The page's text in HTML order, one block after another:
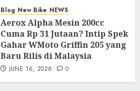
Blog New Bike NEWS
Aerox Alpha Mesin 200cc
Cuma Rp 31 Jutaan? Intip Spek
Gahar WMoto Griffin 205 yang
Baru Rilis di Malaysia
JUNE 16, 2026 0